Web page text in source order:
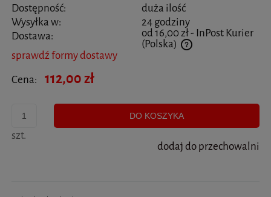
Dostępność:
duża ilość
Wysyłka w:
24 godziny
Dostawa:
od 16,00 zł- InPost Kurier
(Polska)
Cena nie zawiera ewentualnych kosztów płatności
sprawdź formy dostawy
Cena:
112,00 zł
szt.
DO KOSZYKA
dodaj do przechowalni